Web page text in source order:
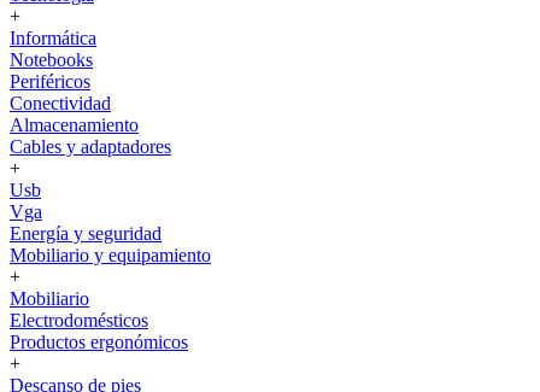
+
Informática
Notebooks
Periféricos
Conectividad
Almacenamiento
Cables y adaptadores
+
Usb
Vga
Energía y seguridad
Mobiliario y equipamiento
+
Mobiliario
Electrodomésticos
Productos ergonómicos
+
Descanso de pies